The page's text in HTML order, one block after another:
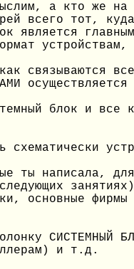
а кто же на
всего тот,
является
связываются
блок и все
схематически
ты написала,
основные
СИСТЕМНЫЙ
и т.д.